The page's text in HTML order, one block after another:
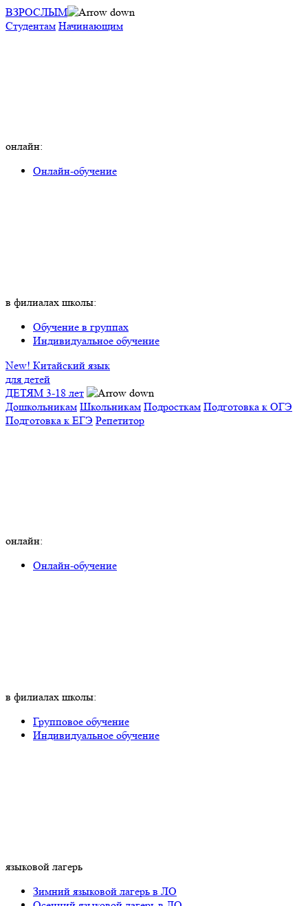
ВЗРОСЛЫМ
Студентам Начинающим
онлайн:
Онлайн-обучение
в филиалах школы:
Обучение в группах
Индивидуальное обучение
New! Китайский язык
для детей
ДЕТЯМ 3-18 лет
Дошкольникам Школьникам Подросткам Подготовка к ОГЭ
Подготовка к ЕГЭ Репетитор
онлайн:
Онлайн-обучение
в филиалах школы:
Групповое обучение
Индивидуальное обучение
языковой лагерь
Зимний языковой лагерь в ЛО